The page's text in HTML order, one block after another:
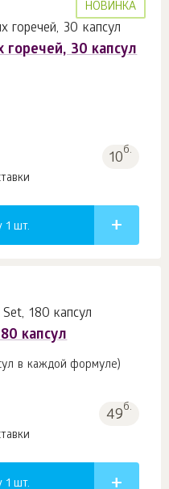
НОВИНКА
30 капсул
10б.
1 шт.
капсул
в каждой формуле)
49б.
1 шт.